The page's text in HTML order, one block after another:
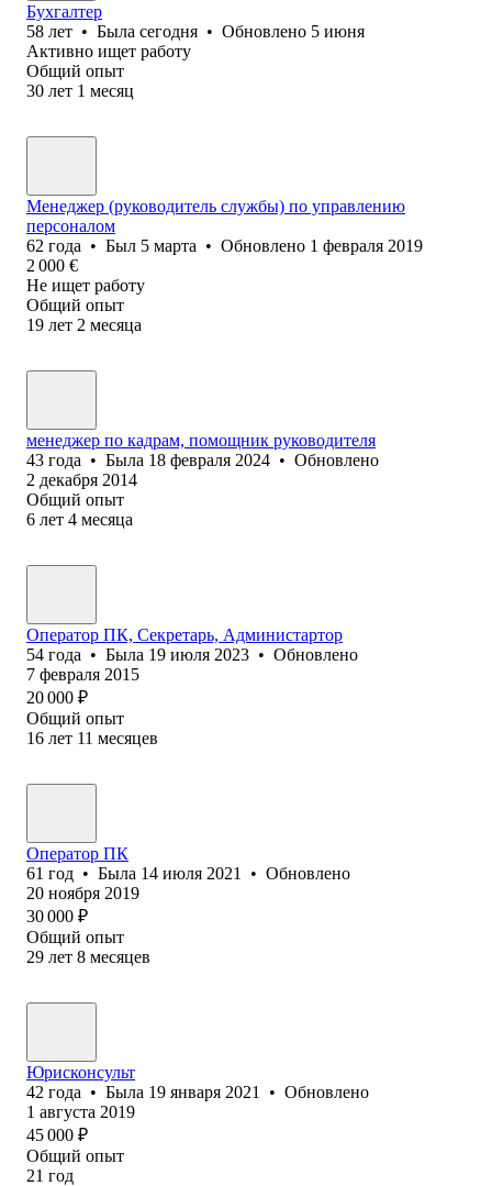
Бухгалтер
58 лет • Была сегодня • Обновлено 5 июня
Активно ищет работу
Общий опыт
30 лет 1 месяц
Менеджер (руководитель службы) по управлению
персоналом
62 года • Был 5 марта • Обновлено 1 февраля 2019
2 000 €
Не ищет работу
Общий опыт
19 лет 2 месяца
менеджер по кадрам, помощник руководителя
43 года • Была 18 февраля 2024 • Обновлено
2 декабря 2014
Общий опыт
6 лет 4 месяца
Оператор ПК, Секретарь, Администартор
54 года • Была 19 июля 2023 • Обновлено
7 февраля 2015
20 000 ₽
Общий опыт
16 лет 11 месяцев
Оператор ПК
61 год • Была 14 июля 2021 • Обновлено
20 ноября 2019
30 000 ₽
Общий опыт
29 лет 8 месяцев
Юрисконсульт
42 года • Была 19 января 2021 • Обновлено
1 августа 2019
45 000 ₽
Общий опыт
21 год